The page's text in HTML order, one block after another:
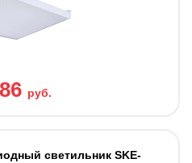
руб.
светильник SKE-